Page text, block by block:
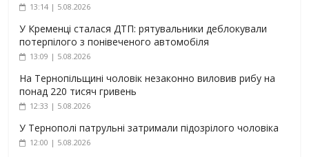
13:14 | 5.08.2026
У Кременці сталася ДТП: рятувальники деблокували
потерпілого з понівеченого автомобіля
13:09 | 5.08.2026
На Тернопільщині чоловік незаконно виловив рибу на
понад 220 тисяч гривень
12:33 | 5.08.2026
У Тернополі патрульні затримали підозрілого чоловіка
12:00 | 5.08.2026